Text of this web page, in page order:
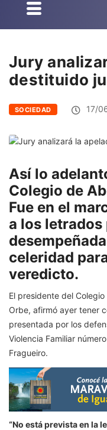
Jury
destituido
SOCIEDAD 17/
Así lo
Colegio de
Fue en el
a los
celeridad
veredicto.
El presidente del
Orbe, afirmó ayer tener
presentada por los
Violencia Familiar
Fragueiro.
“No está prevista en la